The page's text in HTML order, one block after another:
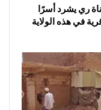
ري يشرد أسرًا
في هذه الولاية